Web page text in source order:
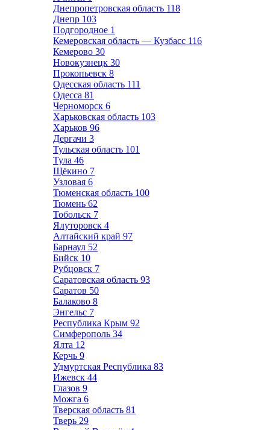
Днепропетровская область 118
Днепр 103
Подгородное 1
Кемеровская область — Кузбасс 116
Кемерово 30
Новокузнецк 30
Прокопьевск 8
Одесская область 111
Одесса 81
Черноморск 6
Харьковская область 103
Харьков 96
Дергачи 3
Тульская область 101
Тула 46
Щёкино 7
Узловая 6
Тюменская область 100
Тюмень 62
Тобольск 7
Ялуторовск 4
Алтайский край 97
Барнаул 52
Бийск 10
Рубцовск 7
Саратовская область 93
Саратов 50
Балаково 8
Энгельс 7
Республика Крым 92
Симферополь 34
Ялта 12
Керчь 9
Удмуртская Республика 83
Ижевск 44
Глазов 9
Можга 6
Тверская область 81
Тверь 29